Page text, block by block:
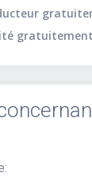
gratuitement
: